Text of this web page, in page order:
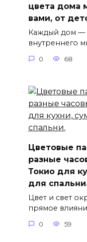
цвета дома
вами, от
Каждый дом —
внутреннего
0 68
Цветовые
разные
Токио для
для
Цвет и свет
прямое
0 59